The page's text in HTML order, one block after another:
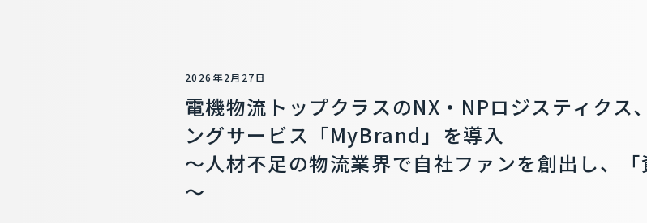
2026年2月27日
電機物流トップクラスのNX・NPロジスティク
ングサービス「MyBrand」を導入
～人材不足の物流業界で自社ファンを創出し、
～